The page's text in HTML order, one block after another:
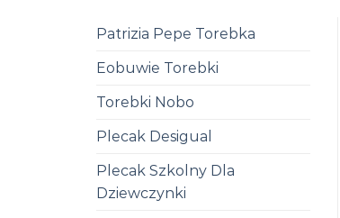
Patrizia Pepe Torebka
Eobuwie Torebki
Torebki Nobo
Plecak Desigual
Plecak Szkolny Dla
Dziewczynki